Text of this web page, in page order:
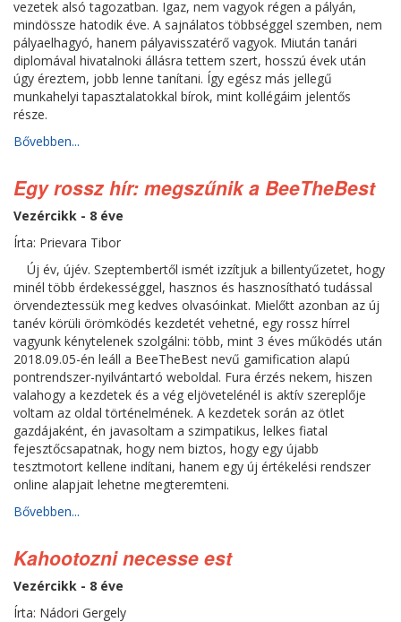
vezetek alsó tagozatban. Igaz, nem vagyok régen a pályán,
mindössze hatodik éve. A sajnálatos többséggel szemben, nem
pályaelhagyó, hanem pályavisszatérő vagyok. Miután tanári
diplomával hivatalnoki állásra tettem szert, hosszú évek után
úgy éreztem, jobb lenne tanítani. Így egész más jellegű
munkahelyi tapasztalatokkal bírok, mint kollégáim jelentős
része.
Bővebben...
Egy rossz hír: megszűnik a BeeTheBest
Vezércikk - 8 éve
Írta: Prievara Tibor
Új év, újév. Szeptembertől ismét izzítjuk a billentyűzetet, hogy
minél több érdekességgel, hasznos és hasznosítható tudással
örvendeztessük meg kedves olvasóinkat. Mielőtt azonban az új
tanév körüli örömködés kezdetét vehetné, egy rossz hírrel
vagyunk kénytelenek szolgálni: több, mint 3 éves működés után
2018.09.05-én leáll a BeeTheBest nevű gamification alapú
pontrendszer-nyilvántartó weboldal. Fura érzés nekem, hiszen
valahogy a kezdetek és a vég eljövetelénél is aktív szereplője
voltam az oldal történelmének. A kezdetek során az ötlet
gazdájaként, én javasoltam a szimpatikus, lelkes fiatal
fejesztőcsapatnak, hogy nem biztos, hogy egy újabb
tesztmotort kellene indítani, hanem egy új értékelési rendszer
online alapjait lehetne megteremteni.
Bővebben...
Kahootozni necesse est
Vezércikk - 8 éve
Írta: Nádori Gergely